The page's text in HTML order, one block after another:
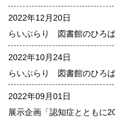
2022年12月20日
らいぶらり 図書館のひろ
2022年10月24日
らいぶらり 図書館のひろ
2022年09月01日
展示企画「認知症とともに